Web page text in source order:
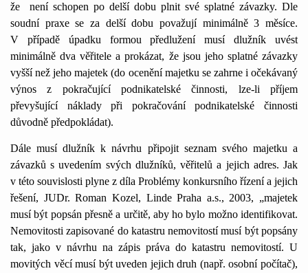
že
není schopen po delší dobu plnit své splatné závazky. Dle
soudní praxe se za delší dobu považují minimálně 3 měsíce.
V případě úpadku formou předlužení musí dlužník uvést
minimálně dva věřitele a prokázat, že jsou jeho splatné závazky
vyšší než jeho majetek (do ocenění majetku se zahrne i očekávaný
výnos z pokračující podnikatelské činnosti, lze-li příjem
převyšující náklady při pokračování podnikatelské činnosti
důvodně předpokládat).
Dále musí dlužník k návrhu připojit seznam svého majetku a
závazků s uvedením svých dlužníků, věřitelů a jejich adres. Jak
v této souvislosti plyne z díla Problémy konkursního řízení a jejich
řešení, JUDr. Roman Kozel, Linde Praha a.s., 2003, „majetek
musí být popsán přesně a určitě, aby ho bylo možno identifikovat.
Nemovitosti zapisované do katastru nemovitostí musí být popsány
tak, jako v návrhu na zápis práva do katastru nemovitostí. U
movitých věcí musí být uveden jejich druh (např. osobní počítač),